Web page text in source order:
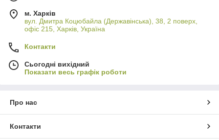
м. Харків
вул. Дмитра Коцюбайла (Державінська), 38, 2 поверх,
офіс 215, Харків, Україна
Контакти
Сьогодні вихідний
Показати весь графік роботи
Про нас
Контакти